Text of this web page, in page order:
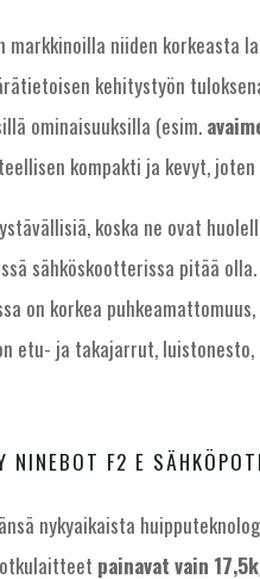
niiden
kehitystyön
ominaisuuksilla (esim.
kompakti ja kevyt,
koska ne ovat
sähköskootterissa pitää
on korkea
etu- ja takajarrut,
NINEBOT F2 E
nykyaikaista
painavat vain